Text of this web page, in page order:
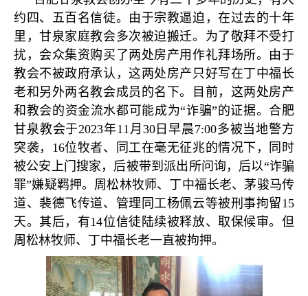
约四、五百名信徒。由于宗教逼迫，在过去的十年
里，甘泉家庭教会多次被迫搬迁。为了敬拜不受打
扰，会众集资购买了两处房产用作礼拜场所。由于
教会不被政府承认，这两处房产只好写在丁中福长
老和另外两名教会成员的名下。目前，这两处房产
和教会的资金流水都可能成为“诈骗” 的证据。合肥
甘泉教会于2023年11月 30日早晨7:00多被当地警方
突袭， 16位牧者、同工在毫无征兆的情况下，同时
被公安上门搜家，后被带到派出所问询，后以“诈骗
罪”嫌疑羁押。周松林牧师、丁中福长老、茅骏马传
道、裴德飞传道、管理同工杨佩云等被刑事拘留15
天。其后，有14位信徒陆续被释放、取保候审。但
周松林牧师、丁中福长老一直被拘押。